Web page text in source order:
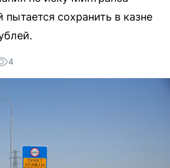
пытается сохранить в казне
4